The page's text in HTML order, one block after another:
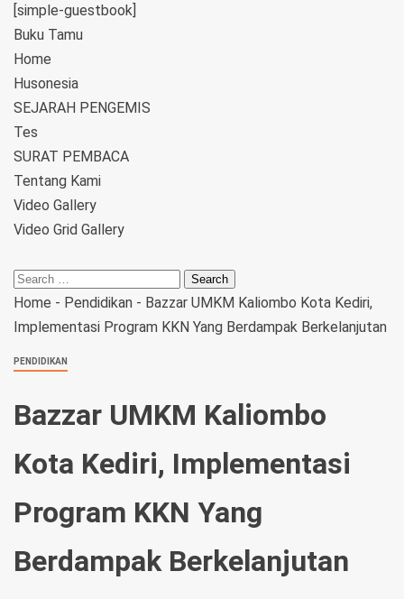
[simple-guestbook]
Buku Tamu
Home
Husonesia
SEJARAH PENGEMIS
Tes
SURAT PEMBACA
Tentang Kami
Video Gallery
Video Grid Gallery
Home - Pendidikan - Bazzar UMKM Kaliombo Kota Kediri,
Implementasi Program KKN Yang Berdampak Berkelanjutan
PENDIDIKAN
Bazzar UMKM Kaliombo
Kota Kediri, Implementasi
Program KKN Yang
Berdampak Berkelanjutan